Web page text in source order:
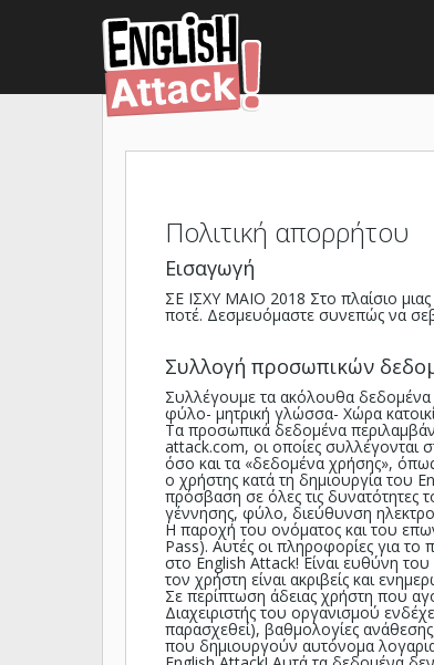
Πολιτική απορρήτου
Εισαγωγή
ΣΕ ΙΣΧΥ ΜΑΙΟ 2018 Στο πλαίσιο
ποτέ. Δεσμευόμαστε συνεπώς να
Συλλογή προσωπικών
Συλλέγουμε τα ακόλουθα δεδομένα
φύλο- μητρική γλώσσα- Χώρα
Τα προσωπικά δεδομένα
attack.com, οι οποίες συλλέγονται
όσο και τα «δεδομένα χρήσης»,
ο χρήστης κατά τη δημιουργία του
πρόσβαση σε όλες τις
γέννησης, φύλο, διεύθυνση
Η παροχή του ονόματος και του
Pass). Αυτές οι πληροφορίες για το
στο English Attack! Είναι ευθύνη
τον χρήστη είναι ακριβείς και
Σε περίπτωση άδειας χρήστη που
Διαχειριστής του οργανισμού
παρασχεθεί), βαθμολογίες
που δημιουργούν αυτόνομα